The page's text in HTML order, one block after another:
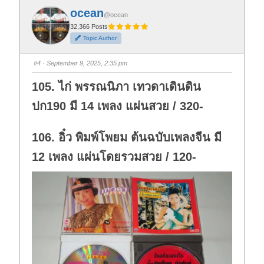
f
o
r
t
h
u
m
d
o
n
.
o
r
t
h
u
m
u
p
ocean@ocean
32,366 Posts
Topic Author
#4 · September 9, 2025, 2:35 pm
105. ไก่ พรรณนิภา เทวดาเดินดิน
ปก190 มี 14 เพลง แผ่นสวย / 320-
106. อิ๋ว พิมพ์โพยม ต้นฉบับเพลงจีน มี
12 เพลง แผ่นโดยรวมสวย / 120-